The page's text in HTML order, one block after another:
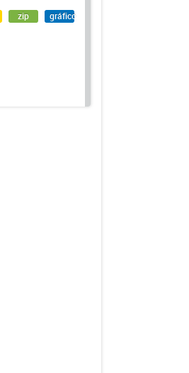
zip gráfico